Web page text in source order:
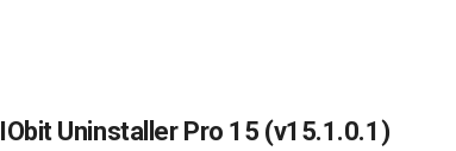
IObit Uninstaller Pro 15 (v15.1.0.1)